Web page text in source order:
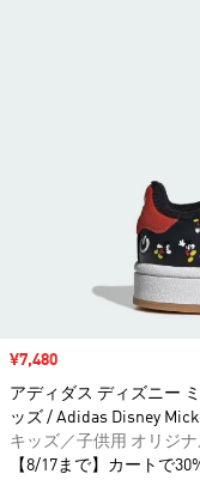
セール価格
¥7,480
アディダス ディズニー
ッズ / Adidas Disney
キッズ／子供用 オリジナ
【8/17まで】カートで